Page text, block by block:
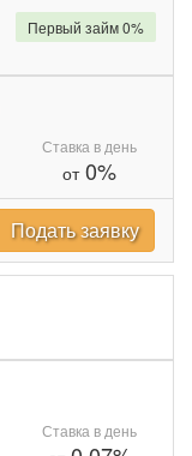
Ставка в день
от0%
Первый займ 0%
Подать заявку
Ставка в день